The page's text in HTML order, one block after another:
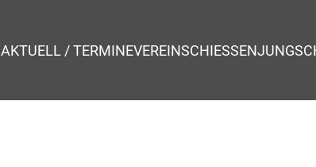
AKTUELL / TERMINEVEREINSCHIESSEN